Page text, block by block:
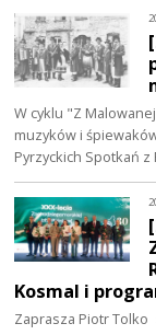
W cyklu "Z
muzyków i
Pyrzyckich Spotkań
Kosmal i
Zaprasza Piotr Tolko